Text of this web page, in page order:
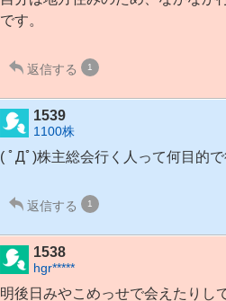
です。
返信する 1
1539
1100株
( ﾟДﾟ)株主総会行く人って何目的で
返信する 1
1538
hgr*****
明後日みやこめっせで会えたりし